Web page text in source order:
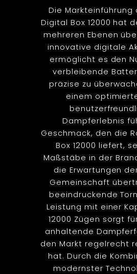
Die Markteinführung
Digital Box 12000 hat
mehreren Ebenen
innovative digitale
ermöglicht es den
verbleibende
präzise zu
einem
Dampferlebnis
Geschmack, den die
Box 12000 liefert,
Maßstäbe in der
die Erwartungen
Gemeinschaft
beeindruckende
Leistung mit einer
12000 Zügen sorgt
anhaltende
den Markt regelrecht
hat. Durch die
modernster